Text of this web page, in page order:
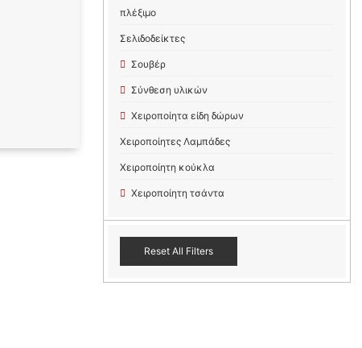
πλέξιμο
Σελιδοδείκτες
Σουβέρ
Σύνθεση υλικών
Χειροποίητα είδη δώρων
Χειροποίητες Λαμπάδες
Χειροποίητη κούκλα
Χειροποίητη τσάντα
Reset All Filters